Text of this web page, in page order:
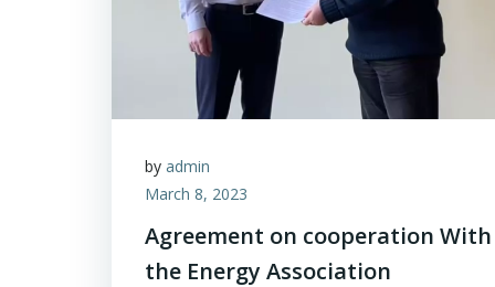
by admin
March 8, 2023
Agreement on cooperation With
the Energy Association